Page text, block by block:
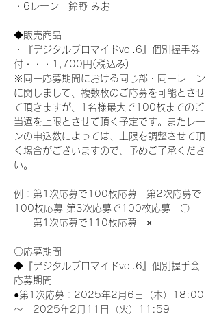
・6レーン　鈴野 みお
◆販売商品
・『デジタルブロマイドvol.6』個別握手券
付・・・1,700円(税込み)
※同一応募期間における同じ部・同一レーン
に関しまして、複数枚のご応募を可能とさせ
て頂きますが、1名様最大で100枚までのご
当選を上限とさせて頂く予定です。またレー
ンの申込数によっては、上限を調整させて頂
く場合がございますので、予めご了承くださ
い。
例：第1次応募で100枚応募　第2次応募で
100枚応募 第3次応募で100枚応募　〇
第1次応募で110枚応募　×
〇応募期間
◆『デジタルブロマイドvol.6』個別握手会
応募期間
●第1次応募：2025年2月6日（木）18:00
～　2025年2月11日（火）11:59